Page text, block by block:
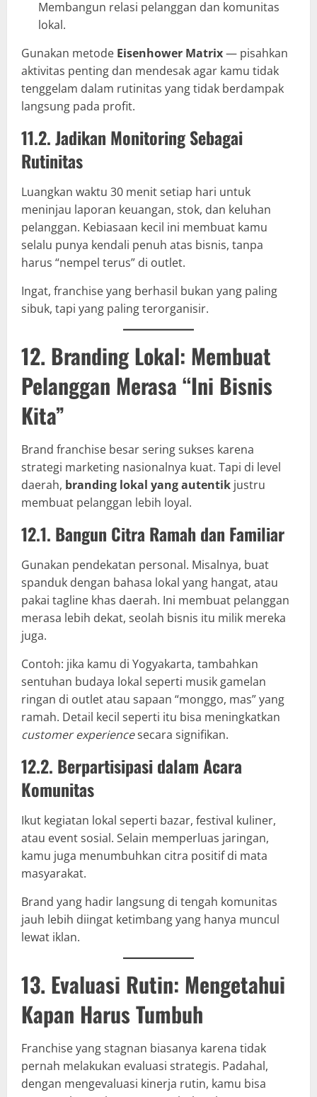
Membangun relasi pelanggan dan komunitas
lokal.
Gunakan metode Eisenhower Matrix— pisahkan
aktivitas penting dan mendesak agar kamu tidak
tenggelam dalam rutinitas yang tidak berdampak
langsung pada profit.
11.2. Jadikan Monitoring Sebagai
Rutinitas
Luangkan waktu 30 menit setiap hari untuk
meninjau laporan keuangan, stok, dan keluhan
pelanggan. Kebiasaan kecil ini membuat kamu
selalu punya kendali penuh atas bisnis, tanpa
harus “nempel terus” di outlet.
Ingat, franchise yang berhasil bukan yang paling
sibuk, tapi yang paling terorganisir.
12. Branding Lokal: Membuat
Pelanggan Merasa “Ini Bisnis
Kita”
Brand franchise besar sering sukses karena
strategi marketing nasionalnya kuat. Tapi di level
daerah, branding lokal yang autentik justru
membuat pelanggan lebih loyal.
12.1. Bangun Citra Ramah dan Familiar
Gunakan pendekatan personal. Misalnya, buat
spanduk dengan bahasa lokal yang hangat, atau
pakai tagline khas daerah. Ini membuat pelanggan
merasa lebih dekat, seolah bisnis itu milik mereka
juga.
Contoh: jika kamu di Yogyakarta, tambahkan
sentuhan budaya lokal seperti musik gamelan
ringan di outlet atau sapaan “monggo, mas” yang
ramah. Detail kecil seperti itu bisa meningkatkan
customer experiencesecara signifikan.
12.2. Berpartisipasi dalam Acara
Komunitas
Ikut kegiatan lokal seperti bazar, festival kuliner,
atau event sosial. Selain memperluas jaringan,
kamu juga menumbuhkan citra positif di mata
masyarakat.
Brand yang hadir langsung di tengah komunitas
jauh lebih diingat ketimbang yang hanya muncul
lewat iklan.
13. Evaluasi Rutin: Mengetahui
Kapan Harus Tumbuh
Franchise yang stagnan biasanya karena tidak
pernah melakukan evaluasi strategis. Padahal,
dengan mengevaluasi kinerja rutin, kamu bisa